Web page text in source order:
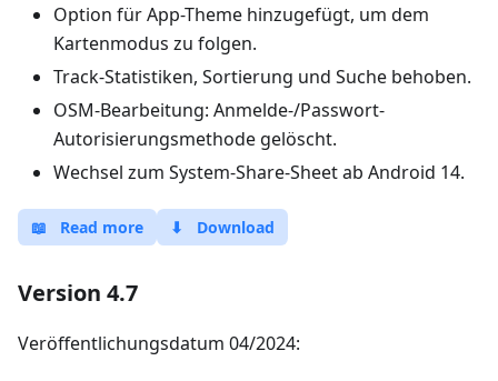
Option für App-Theme hinzugefügt, um dem
Kartenmodus zu folgen.
Track-Statistiken, Sortierung und Suche behoben.
OSM-Bearbeitung: Anmelde-/Passwort-
Autorisierungsmethode gelöscht.
Wechsel zum System-Share-Sheet ab Android 14.
📖 Read more ⬇ Download
Version 4.7
Veröffentlichungsdatum 04/2024: